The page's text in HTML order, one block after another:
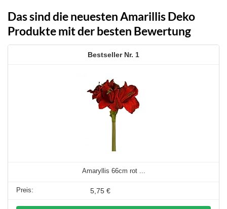
Das sind die neuesten Amarillis Deko
Produkte mit der besten Bewertung
1
Amaryllis 66cm rot ...
5,75 €